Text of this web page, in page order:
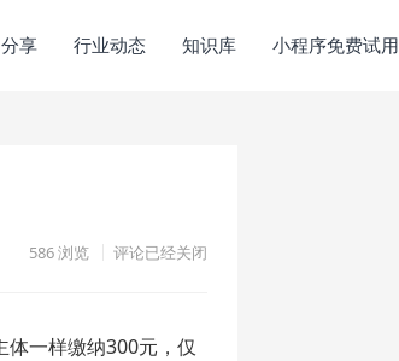
享 行业动态 知识库 小程序免费试用
586浏览 评论已经关闭
一样缴纳300元，仅